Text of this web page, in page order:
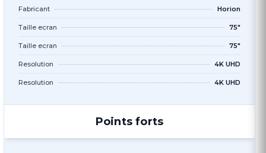
Fabricant Horion
Taille ecran 75"
Taille ecran 75"
Resolution 4K UHD
Resolution 4K UHD
Points forts